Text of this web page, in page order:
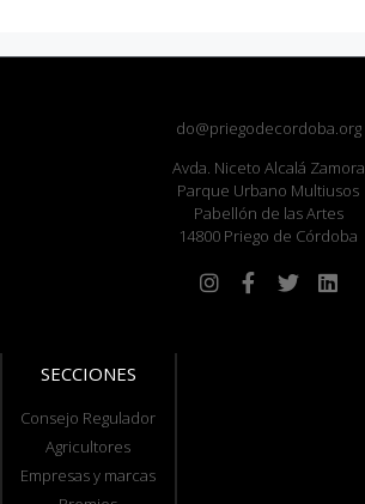
do@priegodecordoba.org
Avda. Niceto Alcalá Zamora
Parque Urbano Multiusos
Pabellón de las Artes
14800 Priego de Córdoba
SECCIONES
Consejo Regulador
Agricultores
Empresas y marcas